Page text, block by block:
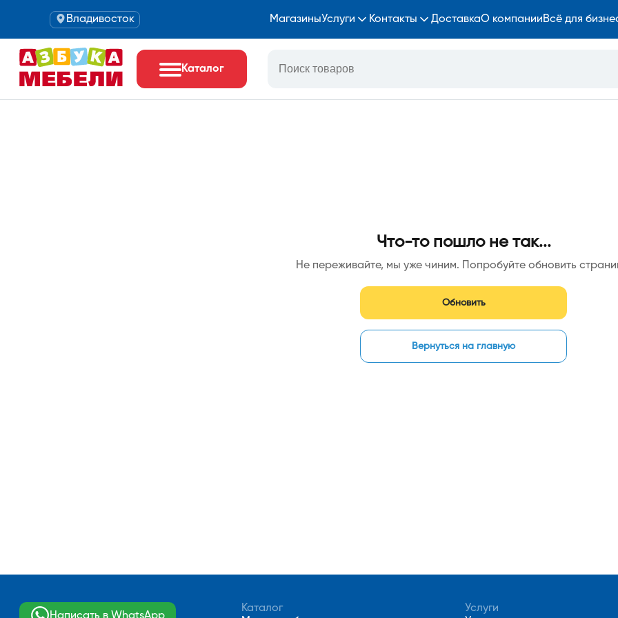
Владивосток МагазиныУслуги Контакты ДоставкаО компанииВсё для
Каталог
Что-то пошло не так...
Не переживайте, мы уже чиним. Попробуйте обновить
Обновить
Вернуться на главную
Написать в WhatsApp
Каталог
Услуги